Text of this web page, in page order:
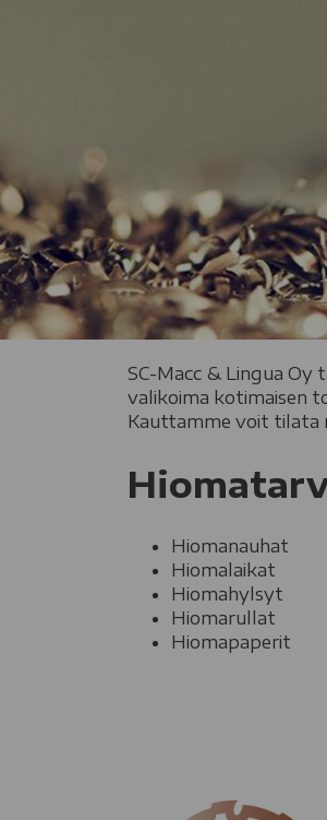
SC-Macc & Lingua
valikoima kotimaisen
Kauttamme voit tilata
Hiomanauhat
Hiomalaikat
Hiomahylsyt
Hiomarullat
Hiomapaperit